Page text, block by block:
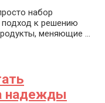
набор
подход к решению
меняющие ...
надежды